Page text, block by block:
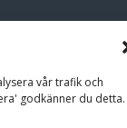
vår trafik och
godkänner du detta.